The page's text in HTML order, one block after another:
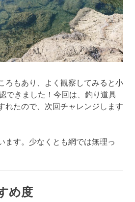
ろもあり、よく観察してみると小
できました！今回は、釣り道具
れたので、次回チャレンジします
ます。少なくとも網では無理っ
め度